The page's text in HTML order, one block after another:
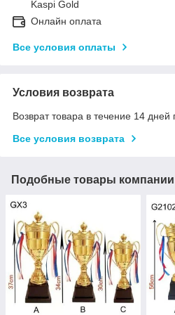
Kaspi Gold
Онлайн оплата
Все условия оплаты
Условия возврата
Возврат товара в течение 14 дней
Все условия возврата
Подобные товары компании